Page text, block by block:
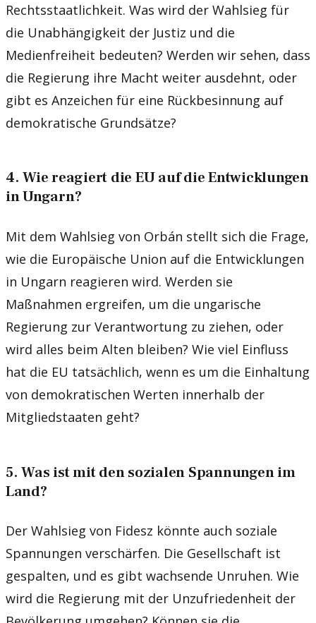
Rechtsstaatlichkeit. Was wird der Wahlsieg für
die Unabhängigkeit der Justiz und die
Medienfreiheit bedeuten? Werden wir sehen, dass
die Regierung ihre Macht weiter ausdehnt, oder
gibt es Anzeichen für eine Rückbesinnung auf
demokratische Grundsätze?
4. Wie reagiert die EU auf die Entwicklungen
in Ungarn?
Mit dem Wahlsieg von Orbán stellt sich die Frage,
wie die Europäische Union auf die Entwicklungen
in Ungarn reagieren wird. Werden sie
Maßnahmen ergreifen, um die ungarische
Regierung zur Verantwortung zu ziehen, oder
wird alles beim Alten bleiben? Wie viel Einfluss
hat die EU tatsächlich, wenn es um die Einhaltung
von demokratischen Werten innerhalb der
Mitgliedstaaten geht?
5. Was ist mit den sozialen Spannungen im
Land?
Der Wahlsieg von Fidesz könnte auch soziale
Spannungen verschärfen. Die Gesellschaft ist
gespalten, und es gibt wachsende Unruhen. Wie
wird die Regierung mit der Unzufriedenheit der